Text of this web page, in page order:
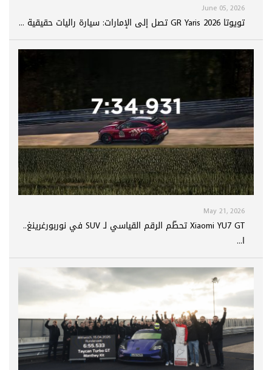
June 05, 2026
تويوتا GR Yaris 2026 تصل إلى الإمارات: سيارة راليات حقيقية ...
May 21, 2026
Xiaomi YU7 GT تحطّم الرقم القياسي لـ SUV في نوربورغرينغ..
ا...